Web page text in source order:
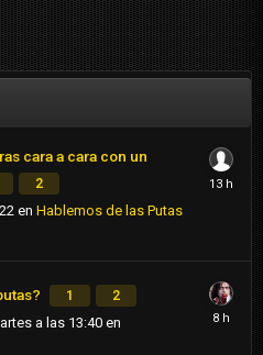
cara a cara con un
2
en Hablemos de las Putas
1 2
a las 13:40 en